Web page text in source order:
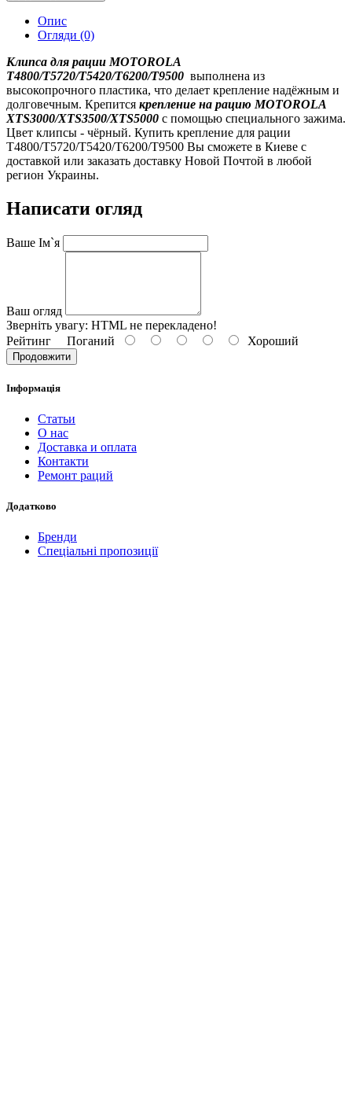
Опис
Огляди (0)
Клипса для рации MOTOROLA
T4800/T5720/T5420/T6200/T9500 выполнена из
высокопрочного пластика, что делает крепление надёжным и
долговечным. Крепится крепление на рацию MOTOROLA
XTS3000/XTS3500/XTS5000 с помощью специального зажима.
Цвет клипсы - чёрный. Купить крепление для рации
T4800/T5720/T5420/T6200/T9500 Вы сможете в Киеве с
доставкой или заказать доставку Новой Почтой в любой
регион Украины.
Написати огляд
Ваше Ім`я
Ваш огляд
Зверніть увагу: HTML не перекладено!
Рейтинг Поганий Хороший
Продовжити
Інформація
Статьи
О нас
Доставка и оплата
Контакти
Ремонт раций
Додатково
Бренди
Спеціальні пропозиції